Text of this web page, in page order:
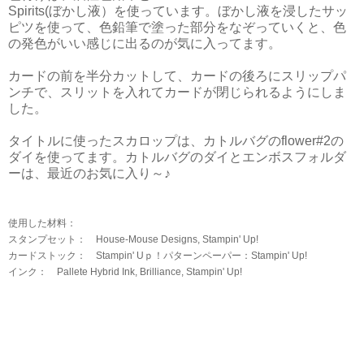
Spirits(ぼかし液）を使っています。ぼかし液を浸したサッ
ピツを使って、色鉛筆で塗った部分をなぞっていくと、色
の発色がいい感じに出るのが気に入ってます。
カードの前を半分カットして、カードの後ろにスリップパ
ンチで、スリットを入れてカードが閉じられるようにしま
した。
タイトルに使ったスカロップは、カトルバグのflower#2の
ダイを使ってます。カトルバグのダイとエンボスフォルダ
ーは、最近のお気に入り～♪
使用した材料：
スタンプセット： House-Mouse Designs, Stampin' Up!
カードストック： Stampin' Uｐ！パターンペーパー：Stampin' Up!
インク： Pallete Hybrid Ink, Brilliance, Stampin' Up!